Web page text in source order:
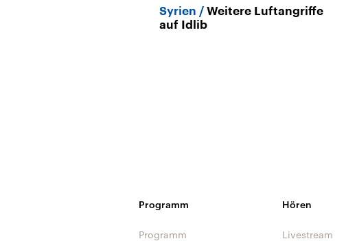
Syrien
Weitere Luftangriffe
auf Idlib
Programm
Programm
Hören
Livestream